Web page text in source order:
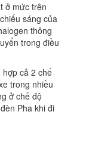
ở mức trên
sáng của
thông
trong điều
cả 2 chế
trong nhiều
ở chế độ
Pha khi đi